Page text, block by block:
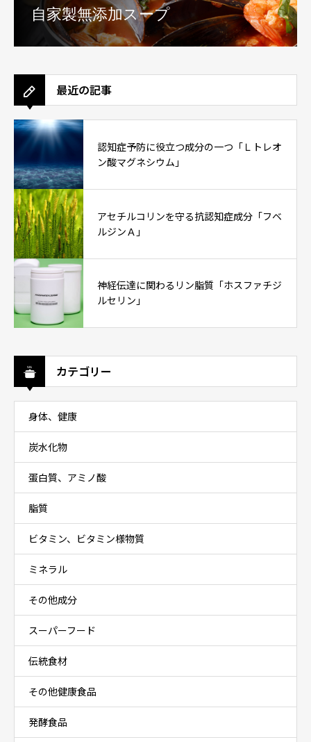
自家製無添加スープ
最近の記事
認知症予防に役立つ成分の一つ「Ｌトレオ
ン酸マグネシウム」
アセチルコリンを守る抗認知症成分「フベ
ルジンＡ」
神経伝達に関わるリン脂質「ホスファチジ
ルセリン」
カテゴリー
身体、健康
炭水化物
蛋白質、アミノ酸
脂質
ビタミン、ビタミン様物質
ミネラル
その他成分
スーパーフード
伝統食材
その他健康食品
発酵食品